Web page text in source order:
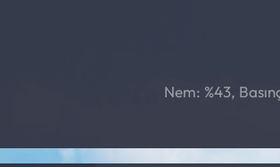
Nem: %43,